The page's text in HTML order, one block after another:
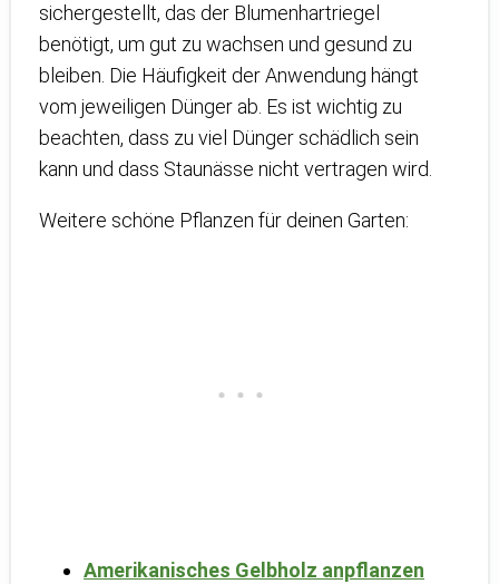
sichergestellt, das der Blumenhartriegel
benötigt, um gut zu wachsen und gesund zu
bleiben. Die Häufigkeit der Anwendung hängt
vom jeweiligen Dünger ab. Es ist wichtig zu
beachten, dass zu viel Dünger schädlich sein
kann und dass Staunässe nicht vertragen wird.
Weitere schöne Pflanzen für deinen Garten:
Amerikanisches Gelbholz anpflanzen